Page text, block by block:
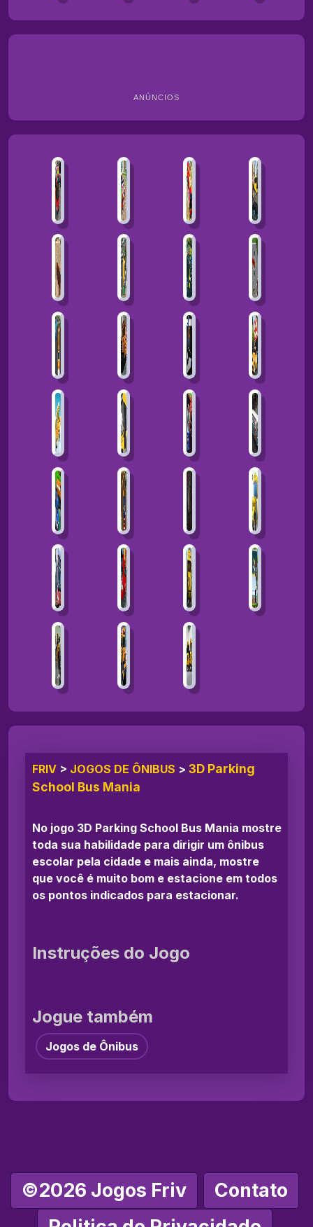
ANÚNCIOS
FRIV > JOGOS DE ÔNIBUS > 3D Parking
School Bus Mania
No jogo 3D Parking School Bus Mania mostre
toda sua habilidade para dirigir um ônibus
escolar pela cidade e mais ainda, mostre
que você é muito bom e estacione em todos
os pontos indicados para estacionar.
Instruções do Jogo
Jogue também
Jogos de Ônibus
©2026 Jogos Friv
Contato